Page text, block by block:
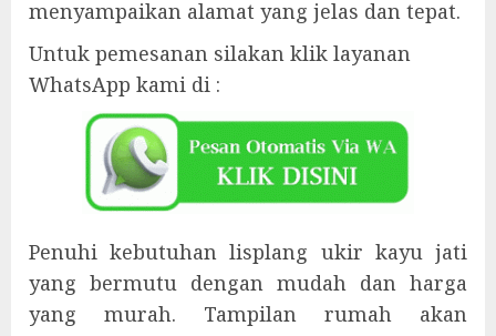
menyampaikan alamat yang jelas dan tepat.
Untuk pemesanan silakan klik layanan
WhatsApp kami di :
Penuhi kebutuhan lisplang ukir kayu jati
yang bermutu dengan mudah dan harga
yang murah. Tampilan rumah akan